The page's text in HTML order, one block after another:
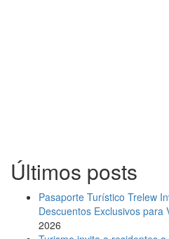
Últimos posts
Pasaporte Turístico Trelew
Descuentos Exclusivos para
2026